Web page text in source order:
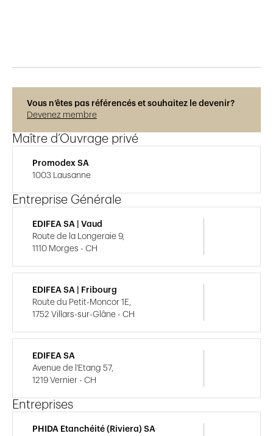
Vous n’êtes pas référencés et souhaitez le devenir?
Devenez membre
Maître d’Ouvrage privé
Promodex SA
1003 Lausanne
Entreprise Générale
EDIFEA SA | Vaud
Route de la Longeraie 9,
1110 Morges - CH
EDIFEA SA | Fribourg
Route du Petit-Moncor 1E,
1752 Villars-sur-Glâne - CH
EDIFEA SA
Avenue de l'Etang 57,
1219 Vernier - CH
Entreprises
PHIDA Etanchéité (Riviera) SA